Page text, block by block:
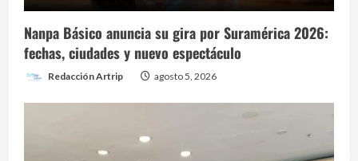
Nanpa Básico anuncia su gira por Suramérica 2026:
fechas, ciudades y nuevo espectáculo
Redacción Artrip agosto 5, 2026